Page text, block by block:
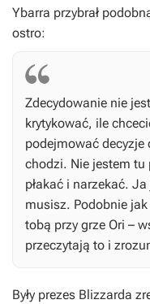
Ybarra przybrał
ostro:
Zdecydowanie nie
krytykować, ile
podejmować decyzje
chodzi. Nie jestem tu
płakać i narzekać.
musisz. Podobnie jak
tobą przy grze Ori –
przeczytają to i
Były prezes Blizzarda